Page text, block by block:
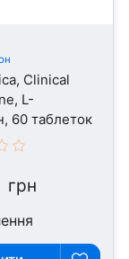
Clinical
L-
60 таблеток
грн